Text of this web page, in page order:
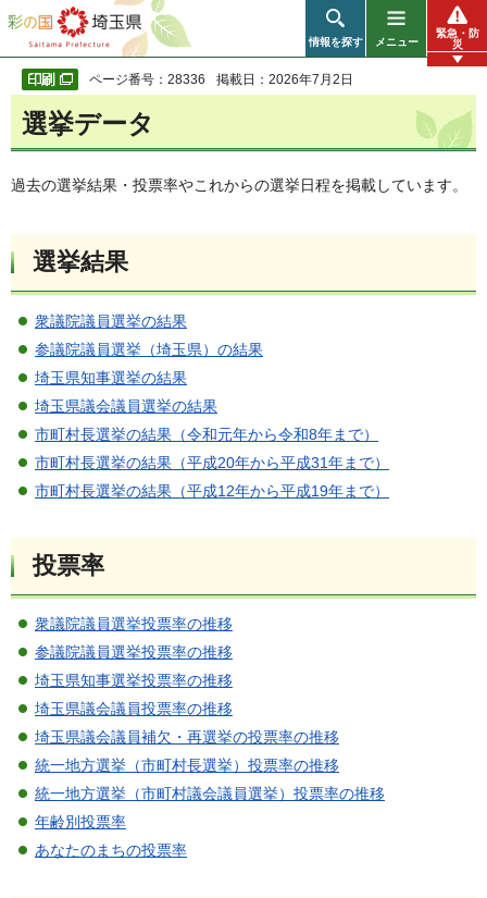
彩の国 埼玉県
情報を探す メニュー
緊急・防
災
ページ番号：28336 掲載日：2026年7月2日
選挙データ
過去の選挙結果・投票率やこれからの選挙日程を掲載しています。
選挙結果
衆議院議員選挙の結果
参議院議員選挙（埼玉県）の結果
埼玉県知事選挙の結果
埼玉県議会議員選挙の結果
市町村長選挙の結果（令和元年から令和8年まで）
市町村長選挙の結果（平成20年から平成31年まで）
市町村長選挙の結果（平成12年から平成19年まで）
投票率
衆議院議員選挙投票率の推移
参議院議員選挙投票率の推移
埼玉県知事選挙投票率の推移
埼玉県議会議員投票率の推移
埼玉県議会議員補欠・再選挙の投票率の推移
統一地方選挙（市町村長選挙）投票率の推移
統一地方選挙（市町村議会議員選挙）投票率の推移
年齢別投票率
あなたのまちの投票率